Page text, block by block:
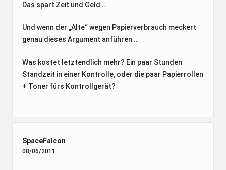
Das spart Zeit und Geld …
Und wenn der „Alte“ wegen Papierverbrauch meckert
genau dieses Argument anführen …
Was kostet letztendlich mehr? Ein paar Stunden
Standzeit in einer Kontrolle, oder die paar Papierrollen
+ Toner fürs Kontrollgerät?
SpaceFalcon
08/06/2011